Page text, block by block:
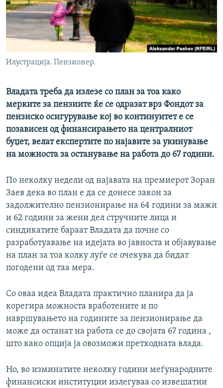
РСЕ веб страници
Илустрација. Пензионер.
Владата треба да излезе со план за тоа како
мерките за пензиите ќе се одразат врз Фондот за
пензиско осигурување кој во континуитет е се
позависен од финансирањето на централниот
буџет, велат експертите по најавите за укинување
на можноста за останување на работа до 67 години.
По неколку недели од најавата на премиерот Зоран
Заев дека во план е да се донесе закон за
задолжително пензионирање на 64 години за мажи
и 62 години за жени дел стручните лица и
синдикатите бараат Владата да почне со
разработуавање на идејата во јавноста и објавување
на план за тоа колку луѓе се очекува да бидат
погодени од таа мера.
Со оваа идеа Владата практично планира да ја
корегира можноста вработените и по
навршувањето на годините за пензионирање да
може да останат на работа се до својата 67 година ,
што како опција ја овозможи претходната влада.
Но, во изминатите неколку години меѓународните
финансиски институции излегуваа со извешатии